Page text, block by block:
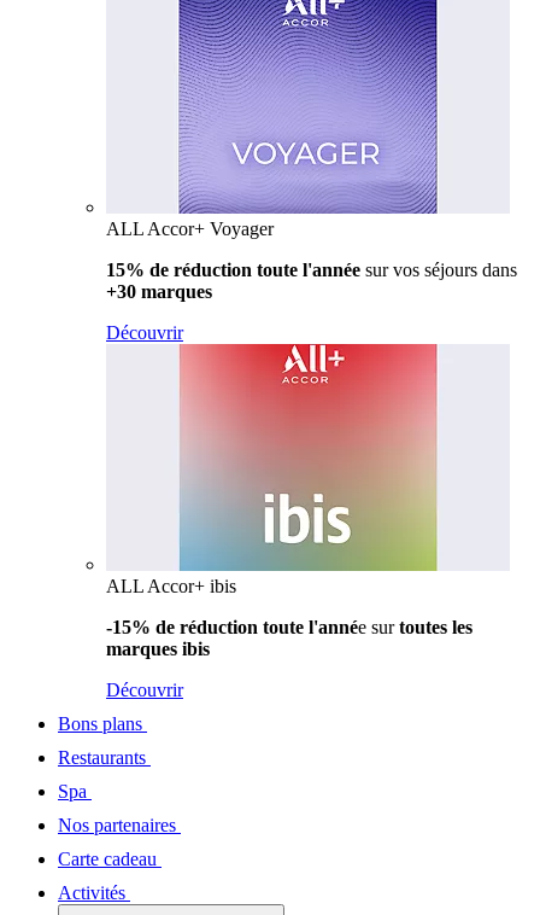
ALL Accor+ Voyager
15% de réduction toute l'année sur vos séjours dans
+30 marques
Découvrir
ALL Accor+ ibis
-15% de réduction toute l'année surtoutes les
marques ibis
Découvrir
Bons plans
Restaurants
Spa
Nos partenaires
Carte cadeau
Activités